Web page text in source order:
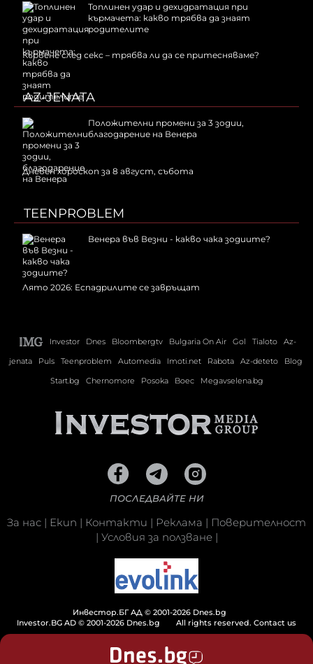
Топлинен удар и дехидратация при
кърмачета: какво трябва да знаят
родителите
Кървене след секс – трябва ли да се притесняваме?
AZ-JENATA
Положителни промени за 3 зодии,
благодарение на Венера
Дневен хороскоп за 8 август, събота
TEENPROBLEM
Венера във Везни - какво чака зодиите?
Лято 2026: Еспадрилите се завръщат
Investor Dnes Bloombergtv Bulgaria On Air Gol Tialoto
Az-
jenata
Puls Teenproblem Automedia Imoti.net Rabota Az-deteto
Blog
Start.bg
Chernomore Posoka Boec Megavselena.bg
ПОСЛЕДВАЙТЕ НИ
За нас | Екип | Контакти | Реклама | Поверителност
| Условия за ползване|
Инвестор.БГ АД © 2001-2026 Dnes.bg
Investor.BG AD © 2001-2026 Dnes.bg
All rights reserved. Contact us